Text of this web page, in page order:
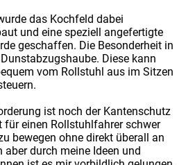
das Kochfeld dabei
und eine speziell angefertigte
geschaffen. Die Besonderheit in
Diese kann
vom Rollstuhl aus im Sitzen
ist noch der Kantenschutz
für einen Rollstuhlfahrer schwer
bewegen ohne direkt überall an
durch meine Ideen und